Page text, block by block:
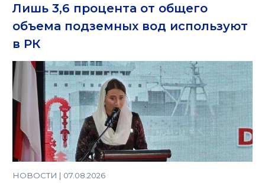
Лишь 3,6 процента от общего
объема подземных вод используют
в РК
НОВОСТИ | 07.08.2026